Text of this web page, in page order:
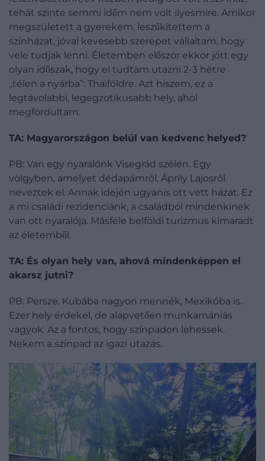
tehát szinte semmi időm nem volt ilyesmire. Amikor
megszületett a gyerekem, leszűkítettem a
színházat, jóval kevesebb szerepet vállaltam, hogy
vele tudjak lenni. Életemben először ekkor jött egy
olyan időszak, hogy el tudtam utazni 2-3 hétre
„télen a nyárba”: Thaiföldre. Azt hiszem, ez a
legtávolabbi, legegzotikusabb hely, ahol
megfordultam.
TA: Magyarországon belül van kedvenc helyed?
PB: Van egy nyaralónk Visegrád szélén. Egy
völgyben, amelyet dédapámról, Áprily Lajosról
neveztek el. Annak idején ugyanis ott vett házat. Ez
a mi családi rezidenciánk, a családból mindenkinek
van ott nyaralója. Másféle belföldi turizmus kimaradt
az életemből.
TA: És olyan hely van, ahová mindenképpen el
akarsz jutni?
PB: Persze. Kubába nagyon mennék, Mexikóba is.
Ezer hely érdekel, de alapvetően munkamániás
vagyok. Az a fontos, hogy színpadon lehessek.
Nekem a színpad az igazi utazás.